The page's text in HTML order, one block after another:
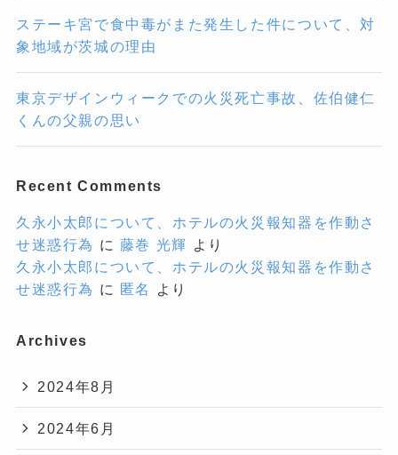
ステーキ宮で食中毒がまた発生した件について、対
象地域が茨城の理由
東京デザインウィークでの火災死亡事故、佐伯健仁
くんの父親の思い
Recent Comments
久永小太郎について、ホテルの火災報知器を作動さ
せ迷惑行為 に 藤巻 光輝 より
久永小太郎について、ホテルの火災報知器を作動さ
せ迷惑行為 に 匿名 より
Archives
2024年8月
2024年6月